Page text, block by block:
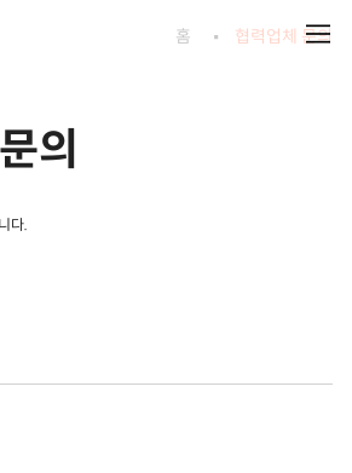
홈 협력업체 문의
의
다.